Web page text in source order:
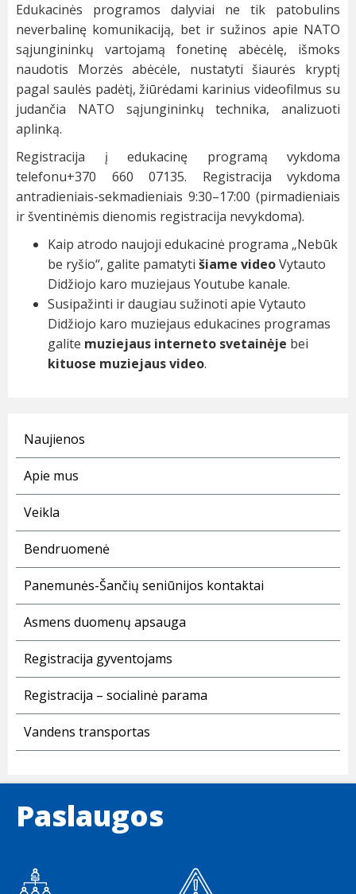
Edukacinės programos dalyviai ne tik patobulins
neverbalinę komunikaciją, bet ir sužinos apie NATO
sąjungininkų vartojamą fonetinę abėcėlę, išmoks
naudotis Morzės abėcėle, nustatyti šiaurės kryptį
pagal saulės padėtį, žiūrėdami karinius videofilmus su
judančia NATO sąjungininkų technika, analizuoti
aplinką.
Registracija į edukacinę programą vykdoma
telefonu+370 660 07135. Registracija vykdoma
antradieniais-sekmadieniais 9:30–17:00 (pirmadieniais
ir šventinėmis dienomis registracija nevykdoma).
Kaip atrodo naujoji edukacinė programa „Nebūk
be ryšio“, galite pamatyti šiame videoVytauto
Didžiojo karo muziejaus Youtube kanale.
Susipažinti ir daugiau sužinoti apie Vytauto
Didžiojo karo muziejaus edukacines programas
galite muziejaus interneto svetainėje bei
kituose muziejaus video.
Naujienos
Apie mus
Veikla
Bendruomenė
Panemunės-Šančių seniūnijos kontaktai
Asmens duomenų apsauga
Registracija gyventojams
Registracija – socialinė parama
Vandens transportas
Paslaugos